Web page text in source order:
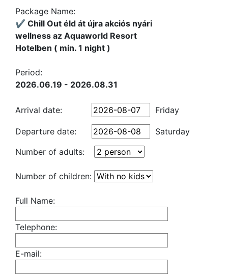
Package Name:
✔️ Chill Out éld át újra akciós nyári
wellness az Aquaworld Resort
Hotelben ( min. 1 night )
Period:
2026.06.19 - 2026.08.31
Arrival date: Friday
Departure date:
Saturday
Number of adults:
Number of children:
Full Name:
Telephone:
E-mail: